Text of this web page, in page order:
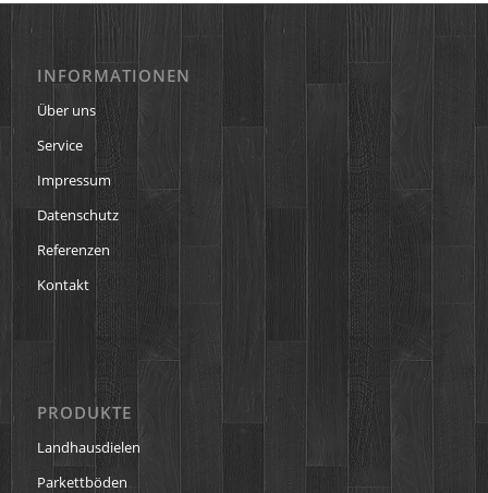
INFORMATIONEN
Über uns
Service
Impressum
Datenschutz
Referenzen
Kontakt
PRODUKTE
Landhausdielen
Parkettböden